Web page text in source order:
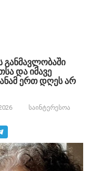
და იმავე
ერთ დღეს არ
საინტერესოა